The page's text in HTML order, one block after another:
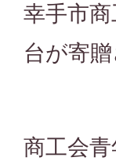
幸手市
台が寄贈
商工会